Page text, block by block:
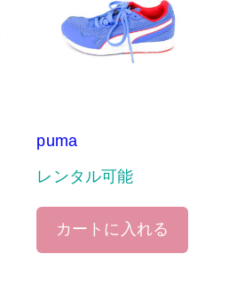
puma
レンタル可能
カートに入れる